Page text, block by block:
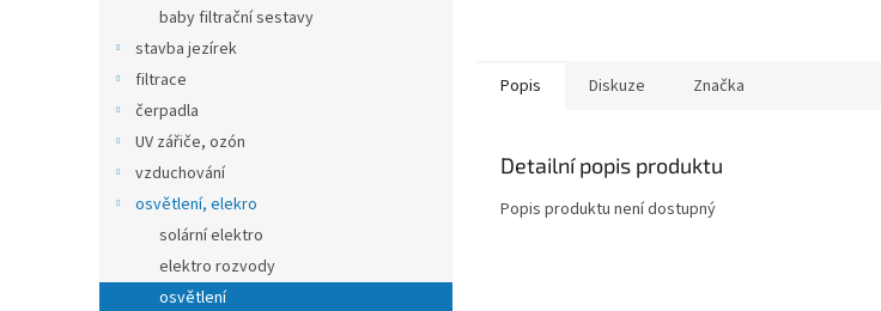
baby filtrační sestavy
stavba jezírek
filtrace
čerpadla
UV zářiče, ozón
vzduchování
osvětlení, elekro
solární elektro
elektro rozvody
osvětlení
Popis Diskuze Značka
Detailní popis produktu
Popis produktu není dostupný